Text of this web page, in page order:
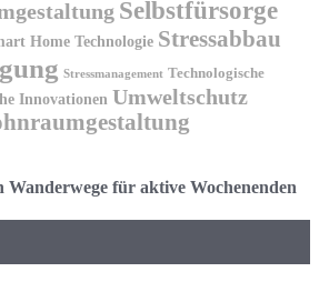
Selbstfürsorge
Home Technologie Stressabbau
Stressmanagement Technologische
Innovationen Umweltschutz
Wanderwege für aktive Wochenenden